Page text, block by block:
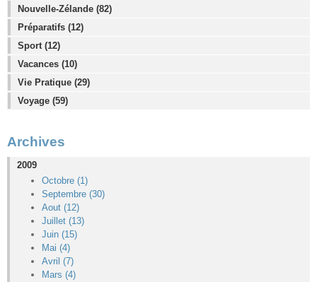
Nouvelle-Zélande (82)
Préparatifs (12)
Sport (12)
Vacances (10)
Vie Pratique (29)
Voyage (59)
Archives
2009
Octobre (1)
Septembre (30)
Aout (12)
Juillet (13)
Juin (15)
Mai (4)
Avril (7)
Mars (4)